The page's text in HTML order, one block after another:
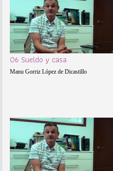
06 Sueldo y casa
Manu Gorriz López de Dicastillo